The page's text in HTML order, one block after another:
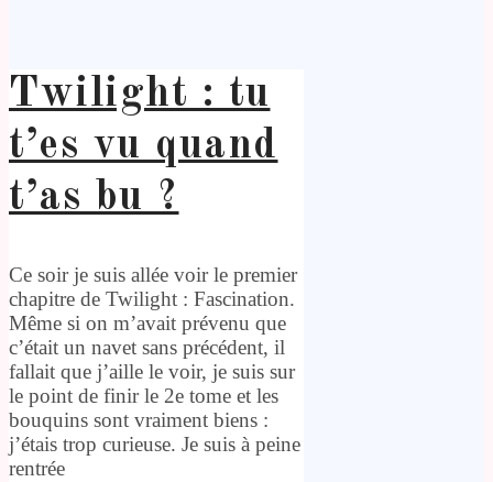
Twilight : tu
t’es vu quand
t’as bu ?
Ce soir je suis allée voir le premier
chapitre de Twilight : Fascination.
Même si on m’avait prévenu que
c’était un navet sans précédent, il
fallait que j’aille le voir, je suis sur
le point de finir le 2e tome et les
bouquins sont vraiment biens :
j’étais trop curieuse. Je suis à peine
rentrée